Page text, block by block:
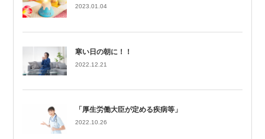
2023.01.04
寒い日の朝に！！
2022.12.21
「厚生労働大臣が定める疾病等」
2022.10.26